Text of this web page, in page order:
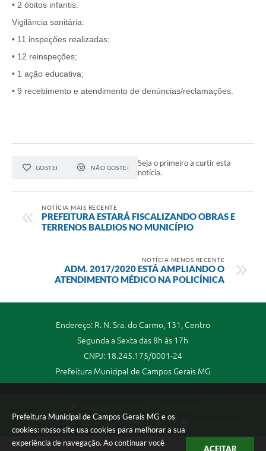
Prefeitura Municipal de Campos Gerais MG e os
cookies: nosso site usa cookies para melhorar a sua
experiência de navegação. Ao continuar você
ACEITAR
• 2 óbitos infantis.
Vigilância sanitária:
• 11 inspeções realizadas;
• 12 reinspeções;
• 1 ação educativa;
• 9 recebimento e atendimento de denúncias/reclamações.
GOSTEI NÃO GOSTEI
Seja o primeiro a curtir esta
notícia.
NOTÍCIA MAIS RECENTE
PREFEITURA ESTARÁ FISCALIZANDO OBRAS E
TERRENOS BALDIOS NO MUNICÍPIO
NOTÍCIA MENOS RECENTE
ADM. 2017/2020 ESTÁ AMPLIANDO O
ATENDIMENTO MÉDICO NA POLICÍNICA
Endereço: R. N. Sra. do Carmo, 131, Centro
Segunda a Sexta das 8h às 17h
CNPJ: 18.245.175/0001-24
Prefeitura Municipal de Campos Gerais MG
Portal atualizado em:
06/08/2026 12:59